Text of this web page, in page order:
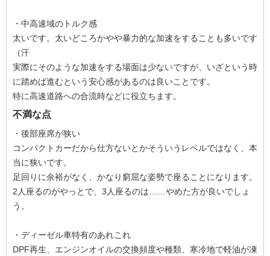
・中高速域のトルク感
太いです。太いどころかやや暴力的な加速をすることも多いです
（汗
実際にそのような加速をする場面は少ないですが、いざという時
に踏めば進むという安心感があるのは良いことです。
特に高速道路への合流時などに役立ちます。
不満な点
・後部座席が狭い
コンパクトカーだから仕方ないとかそういうレベルではなく、本
当に狭いです。
足回りに余裕がなく、かなり窮屈な姿勢で座ることになります。
2人座るのがやっとで、3人座るのは……やめた方が良いでしょ
う。
・ディーゼル車特有のあれこれ
DPF再生、エンジンオイルの交換頻度や種類、寒冷地で軽油が凍